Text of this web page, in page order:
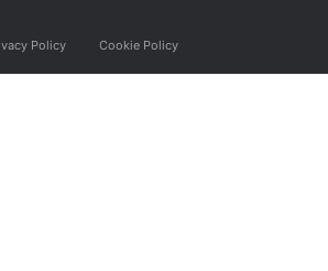
Policy Cookie Policy